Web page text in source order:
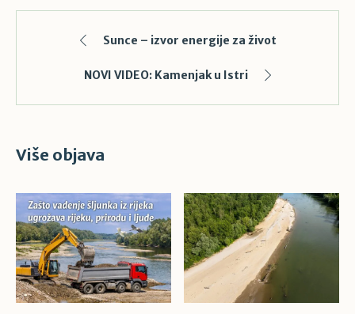
Sunce – izvor energije za život
NOVI VIDEO: Kamenjak u Istri
Više objava